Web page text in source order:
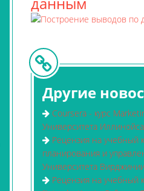
Другие
Coursera - курс
Университета Иллинойса
Рецензия на учебный
планирования и
Университета
Рецензия на учебный